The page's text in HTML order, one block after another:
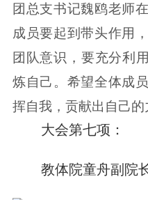
团总支书记魏鸥老师
成员要起到带头作用
团队意识，要充分利
炼自己。希望全体成
挥自我，贡献出自己的
大会第七项：
教体院童舟副院